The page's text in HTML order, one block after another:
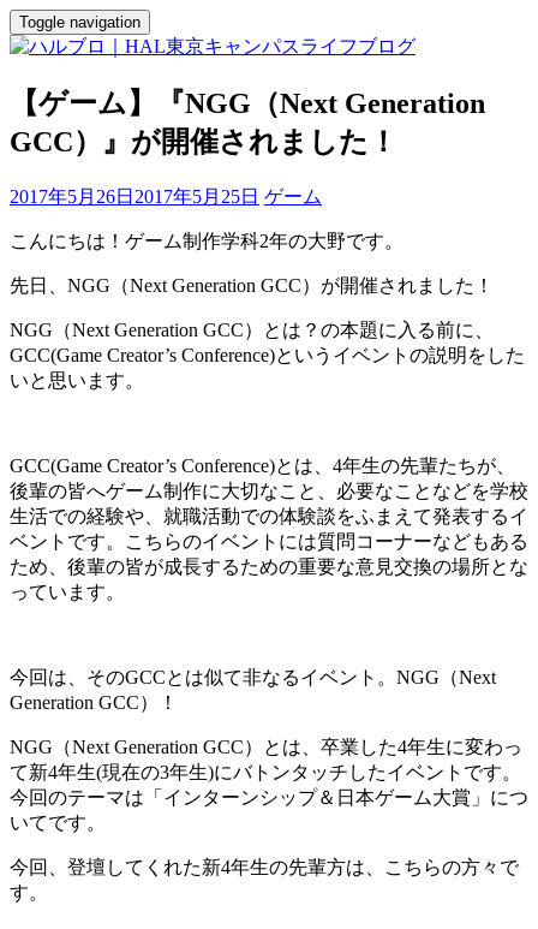
Toggle navigation
【ゲーム】『NGG（Next Generation
GCC）』が開催されました！
2017年5月26日 2017年5月25日 ゲーム
こんにちは！ゲーム制作学科2年の大野です。
先日、NGG（Next Generation GCC）が開催されました！
NGG（Next Generation GCC）とは？の本題に入る前に、
GCC(Game Creator’s Conference)というイベントの説明をした
いと思います。
GCC(Game Creator’s Conference)とは、4年生の先輩たちが、
後輩の皆へゲーム制作に大切なこと、必要なことなどを学校
生活での経験や、就職活動での体験談をふまえて発表するイ
ベントです。こちらのイベントには質問コーナーなどもある
ため、後輩の皆が成長するための重要な意見交換の場所とな
っています。
今回は、そのGCCとは似て非なるイベント。NGG（Next
Generation GCC）！
NGG（Next Generation GCC）とは、卒業した4年生に変わっ
て新4年生(現在の3年生)にバトンタッチしたイベントです。
今回のテーマは「インターンシップ＆日本ゲーム大賞」につ
いてです。
今回、登壇してくれた新4年生の先輩方は、こちらの方々で
す。